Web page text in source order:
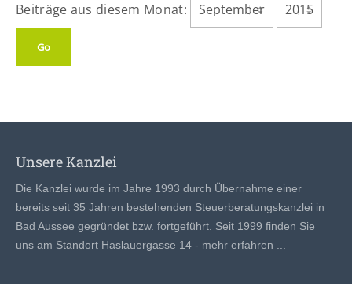
Beiträge aus diesem Monat:
Unsere Kanzlei
Die Kanzlei wurde im Jahre 1993 durch Übernahme einer
bereits seit 35 Jahren bestehenden Steuerberatungskanzlei in
Bad Aussee gegründet bzw. fortgeführt. Seit 1999 finden Sie
uns am Standort Haslauergasse 14 - mehr erfahren ...